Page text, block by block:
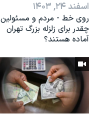
اسفند ۲۴, ۱۴۰۳
روی خط - مردم و مسئولین
چقدر برای زلزله بزرگ تهران
آماده هستند؟